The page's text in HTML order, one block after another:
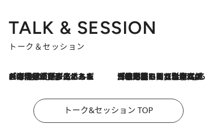
TALK & SESSION
トーク＆セッション
2026.8.3
「今後値上げがあるとすれば…」「リスクがあるのは今年の冬」エネルギー専門家が語る、ホルムズ海峡封鎖が家庭にもたらす“ある心配” 2026.8.3
「住宅建てられない…」「サーチャージ料の高値が続いている」ホルムズ海峡封鎖による影響はいつまで続く？《エネルギー専門家に聞く“どうなる日本の暮らし”》
トーク&セッション TOP